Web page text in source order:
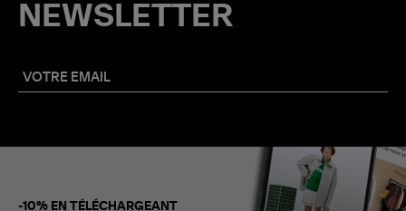
NEWSLETTER
-10% EN TÉLÉCHARGEANT